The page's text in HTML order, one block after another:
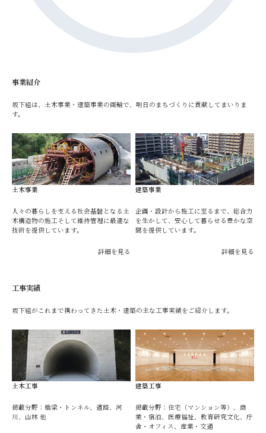
事業紹介
坂下組は、土木事業・建築事業の両輪で、明日のまちづくりに貢献してまいりま
す。
土木事業
人々の暮らしを支える社会基盤となる土
木構造物の施工そして維持管理に最適な
技術を提供しています。
詳細を見る
建築事業
企画・設計から施工に至るまで、総合力
を生かして、安心して暮らせる豊かな空
間を提供しています。
詳細を見る
工事実績
坂下組がこれまで携わってきた土木・建築の主な工事実績をご紹介します。
土木工事
掲載分野：橋梁・トンネル、道路、河
川、山林 他
建築工事
掲載分野：住宅（マンション等）、商
業・宿泊、医療福祉、教育研究文化、庁
舎・オフィス、産業・交通